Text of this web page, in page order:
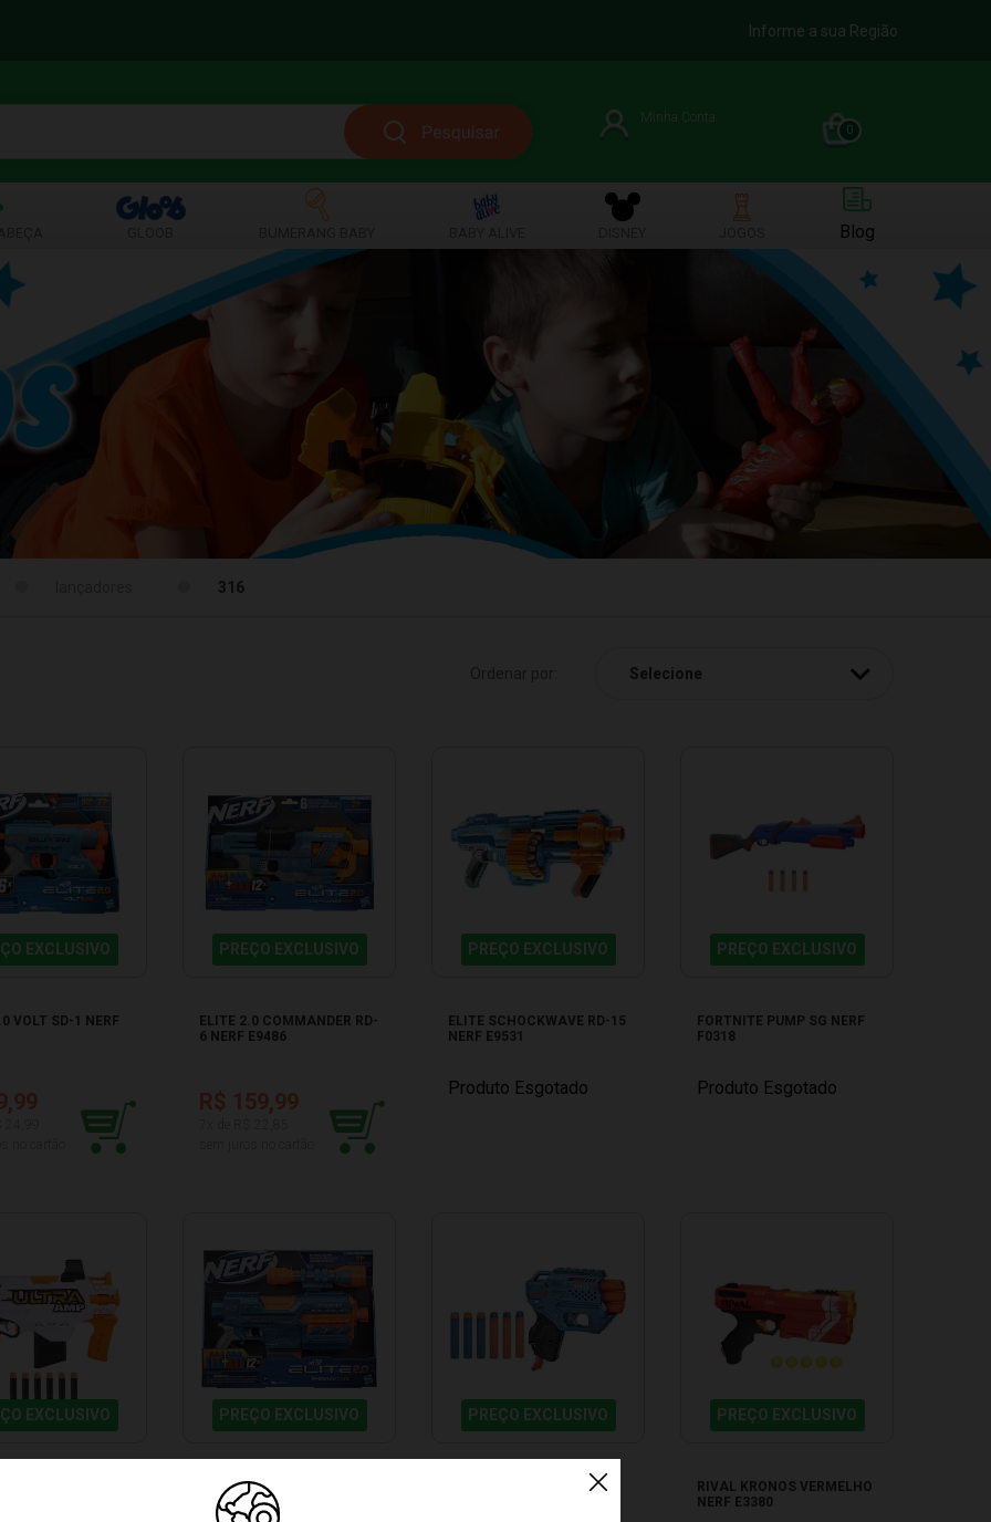
Informe a sua Região
Minha Conta
0
Blog
316
EXCLUSIVO
VOLT SD-1 NERF
PREÇO EXCLUSIVO
ELITE 2.0 COMMANDER RD-
6 NERF E9486
R$ 159,99
PREÇO EXCLUSIVO
ELITE SCHOCKWAVE RD-15
NERF E9531
Produto Esgotado
PREÇO EXCLUSIVO
FORTNITE PUMP SG NERF
F0318
Produto Esgotado
EXCLUSIVO PREÇO EXCLUSIVO
ELITE 2.0 PHOENIX CS-6
NERF E9962
PREÇO EXCLUSIVO
ELITE 2.0 TRIO TD3 NERF
PREÇO EXCLUSIVO
RIVAL KRONOS VERMELHO
NERF E3380